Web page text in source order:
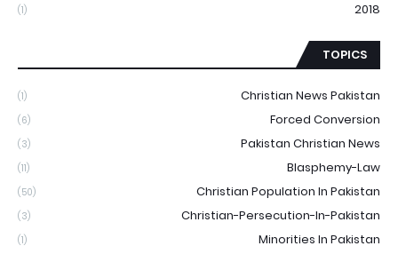
2018
(1)
TOPICS
Christian News Pakistan
(1)
Forced Conversion
(6)
Pakistan Christian News
(3)
Blasphemy-Law
(11)
Christian Population In Pakistan
(50)
Christian-Persecution-In-Pakistan
(3)
Minorities In Pakistan
(1)